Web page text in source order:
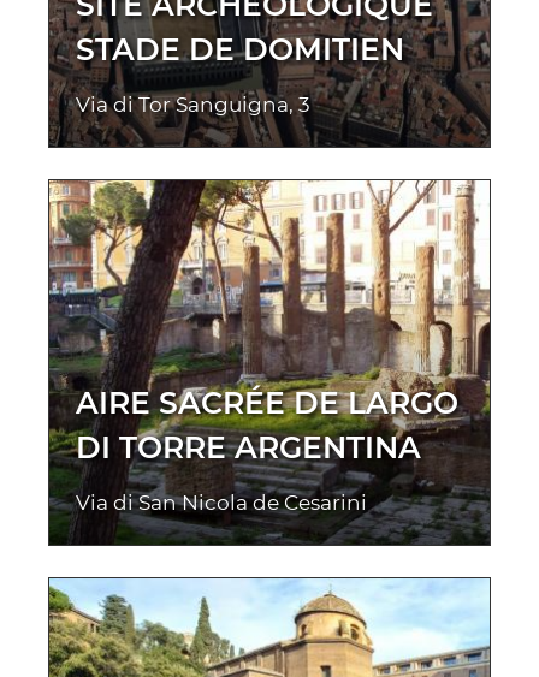
STADE DE DOMITIEN
Via di Tor Sanguigna, 3
AIRE SACRÉE DE LARGO
DI TORRE ARGENTINA
Via di San Nicola de Cesarini